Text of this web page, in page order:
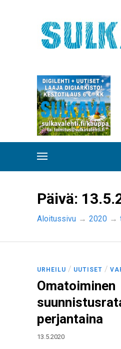
Päivä:
Aloitussivu → 2020 →
URHEILU / UUTISET /
Omatoiminen
perjantaina
13.5.2020